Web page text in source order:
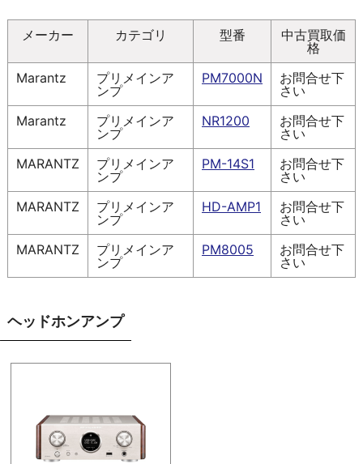
メーカー カテゴリ 型番
中古買取価
格
Marantz
プリメインア
ンプ
PM7000N
お問合せ下
さい
Marantz
プリメインア
ンプ
NR1200
お問合せ下
さい
MARANTZ
プリメインア
ンプ
PM-14S1
お問合せ下
さい
MARANTZ
プリメインア
ンプ
HD-AMP1
お問合せ下
さい
MARANTZ
プリメインア
ンプ
PM8005
お問合せ下
さい
ヘッドホンアンプ